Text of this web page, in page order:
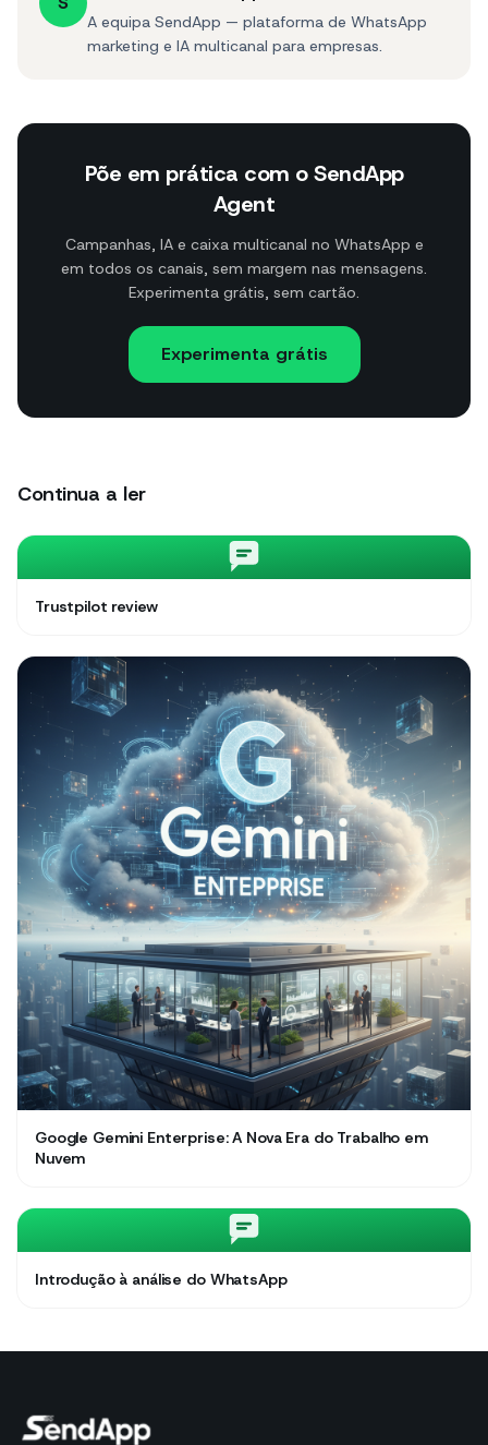
A equipa SendApp — plataforma de WhatsApp
marketing e IA multicanal para empresas.
Põe em prática com o SendApp
Agent
Campanhas, IA e caixa multicanal no WhatsApp e
em todos os canais, sem margem nas mensagens.
Experimenta grátis, sem cartão.
Experimenta grátis
Continua a ler
Trustpilot review
Google Gemini Enterprise: A Nova Era do Trabalho em
Nuvem
Introdução à análise do WhatsApp